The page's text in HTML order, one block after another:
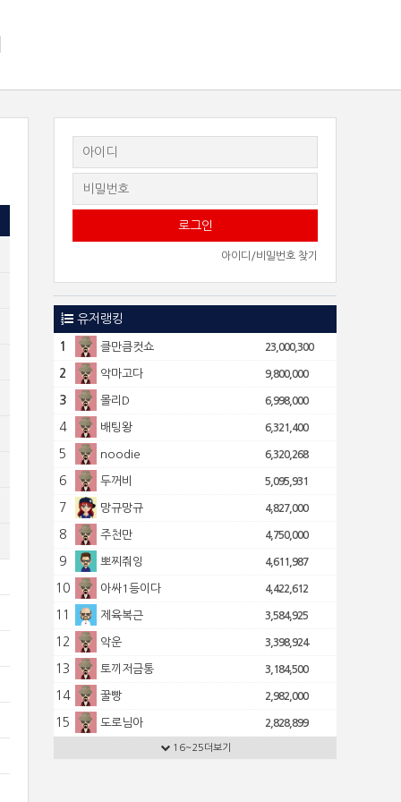
아이디/비밀번호 찾기
유저랭킹
1 클만큼컷쇼 23,000,300
2 악마고다 9,800,000
3 몰리D 6,998,000
4 배팅왕 6,321,400
5 noodie 6,320,268
6 두꺼비 5,095,931
7 망규망규 4,827,000
8 주천만 4,750,000
9 뽀찌줘잉 4,611,987
10 아싸1등이다 4,422,612
11 제육복근 3,584,925
12 악운 3,398,924
13 토끼저금통 3,184,500
14 꿀빵 2,982,000
15 도로님아 2,828,899
16~25더보기